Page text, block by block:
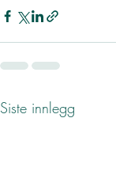
Siste innlegg